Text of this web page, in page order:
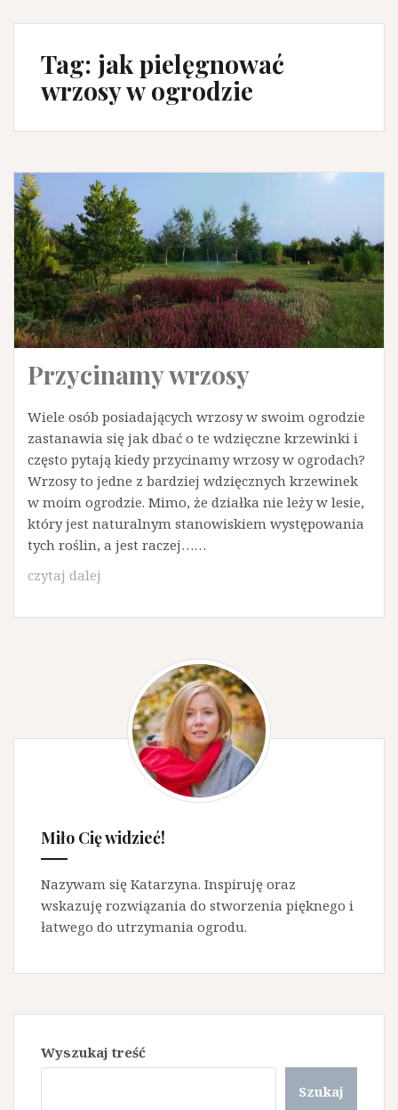
Tag: jak pielęgnować
wrzosy w ogrodzie
Przycinamy wrzosy
Wiele osób posiadających wrzosy w swoim ogrodzie
zastanawia się jak dbać o te wdzięczne krzewinki i
często pytają kiedy przycinamy wrzosy w ogrodach?
Wrzosy to jedne z bardziej wdzięcznych krzewinek
w moim ogrodzie. Mimo, że działka nie leży w lesie,
który jest naturalnym stanowiskiem występowania
tych roślin, a jest raczej……
czytaj dalej
Miło Cię widzieć!
Nazywam się Katarzyna. Inspiruję oraz
wskazuję rozwiązania do stworzenia pięknego i
łatwego do utrzymania ogrodu.
Wyszukaj treść
Szukaj